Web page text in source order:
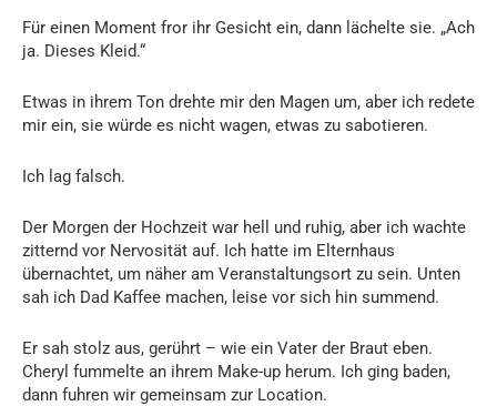
Für einen Moment fror ihr Gesicht ein, dann lächelte sie. „Ach
ja. Dieses Kleid.“
Etwas in ihrem Ton drehte mir den Magen um, aber ich redete
mir ein, sie würde es nicht wagen, etwas zu sabotieren.
Ich lag falsch.
Der Morgen der Hochzeit war hell und ruhig, aber ich wachte
zitternd vor Nervosität auf. Ich hatte im Elternhaus
übernachtet, um näher am Veranstaltungsort zu sein. Unten
sah ich Dad Kaffee machen, leise vor sich hin summend.
Er sah stolz aus, gerührt – wie ein Vater der Braut eben.
Cheryl fummelte an ihrem Make-up herum. Ich ging baden,
dann fuhren wir gemeinsam zur Location.